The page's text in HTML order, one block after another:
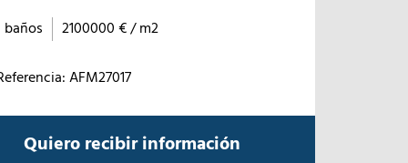
baños 2100000 € / m2
AFM27017
Quiero recibir información